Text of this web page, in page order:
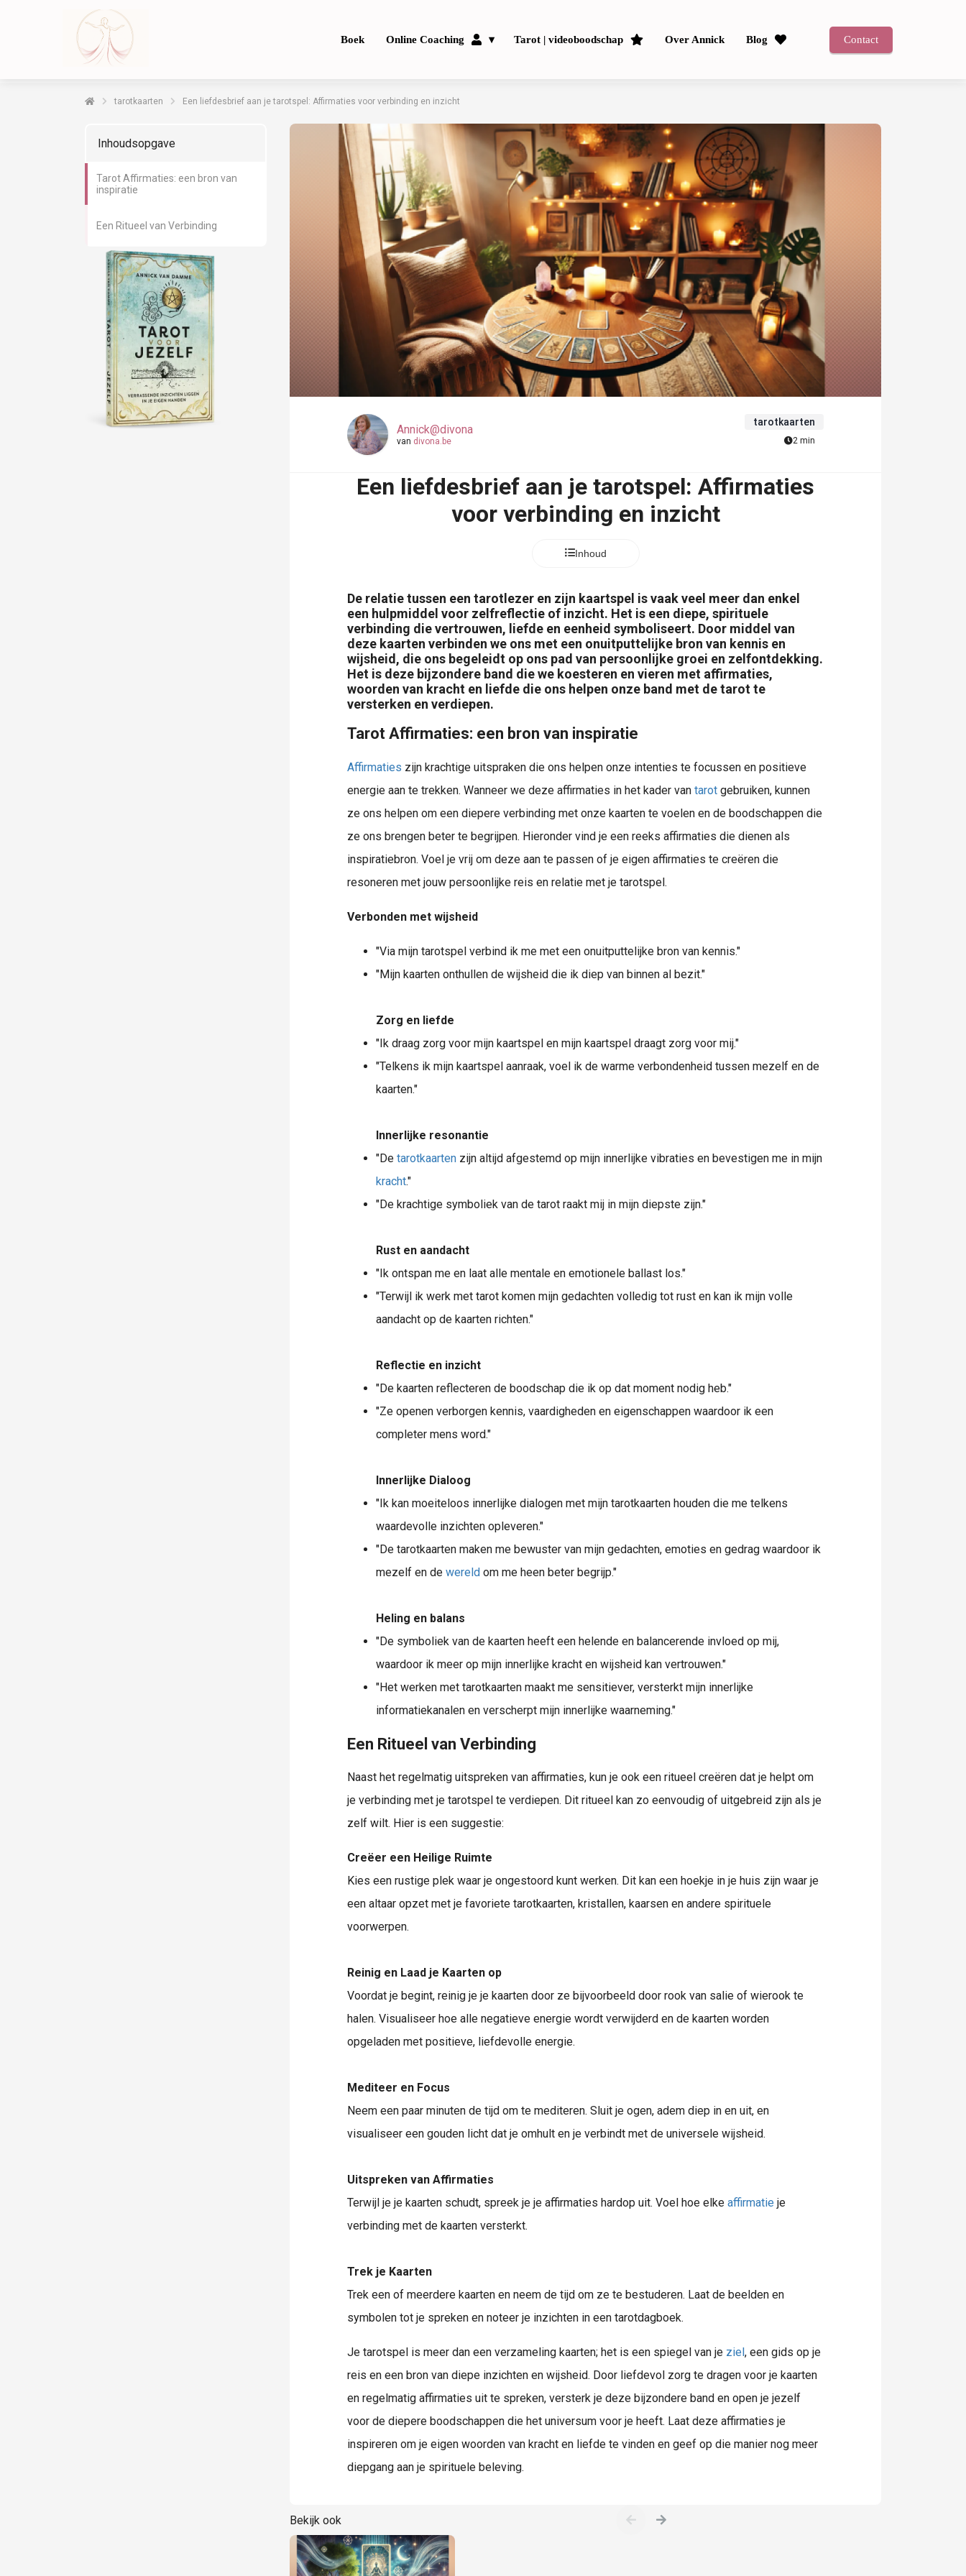
Boek Online Coaching Tarot | videoboodschap Over Annick Blog Contact
tarotkaarten Een liefdesbrief aan je tarotspel: Affirmaties voor verbinding en inzicht
Inhoudsopgave
Tarot Affirmaties: een bron van
inspiratie
Een Ritueel van Verbinding
Annick@divona
van divona.be
tarotkaarten
2 min
Een liefdesbrief aan je tarotspel: Affirmaties
voor verbinding en inzicht
Inhoud
De relatie tussen een tarotlezer en zijn kaartspel is vaak veel meer dan enkel
een hulpmiddel voor zelfreflectie of inzicht. Het is een diepe, spirituele
verbinding die vertrouwen, liefde en eenheid symboliseert. Door middel van
deze kaarten verbinden we ons met een onuitputtelijke bron van kennis en
wijsheid, die ons begeleidt op ons pad van persoonlijke groei en zelfontdekking.
Het is deze bijzondere band die we koesteren en vieren met affirmaties,
woorden van kracht en liefde die ons helpen onze band met de tarot te
versterken en verdiepen.
Tarot Affirmaties: een bron van inspiratie
Affirmaties zijn krachtige uitspraken die ons helpen onze intenties te focussen en positieve
energie aan te trekken. Wanneer we deze affirmaties in het kader van tarot gebruiken, kunnen
ze ons helpen om een diepere verbinding met onze kaarten te voelen en de boodschappen die
ze ons brengen beter te begrijpen. Hieronder vind je een reeks affirmaties die dienen als
inspiratiebron. Voel je vrij om deze aan te passen of je eigen affirmaties te creëren die
resoneren met jouw persoonlijke reis en relatie met je tarotspel.
Verbonden met wijsheid
"Via mijn tarotspel verbind ik me met een onuitputtelijke bron van kennis."
"Mijn kaarten onthullen de wijsheid die ik diep van binnen al bezit."
Zorg en liefde
"Ik draag zorg voor mijn kaartspel en mijn kaartspel draagt zorg voor mij."
"Telkens ik mijn kaartspel aanraak, voel ik de warme verbondenheid tussen mezelf en de
kaarten."
Innerlijke resonantie
"De tarotkaarten zijn altijd afgestemd op mijn innerlijke vibraties en bevestigen me in mijn
kracht."
"De krachtige symboliek van de tarot raakt mij in mijn diepste zijn."
Rust en aandacht
"Ik ontspan me en laat alle mentale en emotionele ballast los."
"Terwijl ik werk met tarot komen mijn gedachten volledig tot rust en kan ik mijn volle
aandacht op de kaarten richten."
Reflectie en inzicht
"De kaarten reflecteren de boodschap die ik op dat moment nodig heb."
"Ze openen verborgen kennis, vaardigheden en eigenschappen waardoor ik een
completer mens word."
Innerlijke Dialoog
"Ik kan moeiteloos innerlijke dialogen met mijn tarotkaarten houden die me telkens
waardevolle inzichten opleveren."
"De tarotkaarten maken me bewuster van mijn gedachten, emoties en gedrag waardoor ik
mezelf en de wereld om me heen beter begrijp."
Heling en balans
"De symboliek van de kaarten heeft een helende en balancerende invloed op mij,
waardoor ik meer op mijn innerlijke kracht en wijsheid kan vertrouwen."
"Het werken met tarotkaarten maakt me sensitiever, versterkt mijn innerlijke
informatiekanalen en verscherpt mijn innerlijke waarneming."
Een Ritueel van Verbinding
Naast het regelmatig uitspreken van affirmaties, kun je ook een ritueel creëren dat je helpt om
je verbinding met je tarotspel te verdiepen. Dit ritueel kan zo eenvoudig of uitgebreid zijn als je
zelf wilt. Hier is een suggestie:
Creëer een Heilige Ruimte
Kies een rustige plek waar je ongestoord kunt werken. Dit kan een hoekje in je huis zijn waar je
een altaar opzet met je favoriete tarotkaarten, kristallen, kaarsen en andere spirituele
voorwerpen.
Reinig en Laad je Kaarten op
Voordat je begint, reinig je je kaarten door ze bijvoorbeeld door rook van salie of wierook te
halen. Visualiseer hoe alle negatieve energie wordt verwijderd en de kaarten worden
opgeladen met positieve, liefdevolle energie.
Mediteer en Focus
Neem een paar minuten de tijd om te mediteren. Sluit je ogen, adem diep in en uit, en
visualiseer een gouden licht dat je omhult en je verbindt met de universele wijsheid.
Uitspreken van Affirmaties
Terwijl je je kaarten schudt, spreek je je affirmaties hardop uit. Voel hoe elke affirmatie je
verbinding met de kaarten versterkt.
Trek je Kaarten
Trek een of meerdere kaarten en neem de tijd om ze te bestuderen. Laat de beelden en
symbolen tot je spreken en noteer je inzichten in een tarotdagboek.
Je tarotspel is meer dan een verzameling kaarten; het is een spiegel van je ziel, een gids op je
reis en een bron van diepe inzichten en wijsheid. Door liefdevol zorg te dragen voor je kaarten
en regelmatig affirmaties uit te spreken, versterk je deze bijzondere band en open je jezelf
voor de diepere boodschappen die het universum voor je heeft. Laat deze affirmaties je
inspireren om je eigen woorden van kracht en liefde te vinden en geef op die manier nog meer
diepgang aan je spirituele beleving.
Bekijk ook